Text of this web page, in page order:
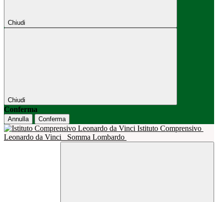
Chiudi
Chiudi
Conferma
Annulla Conferma
Istituto Comprensivo
Leonardo da Vinci
Somma Lombardo